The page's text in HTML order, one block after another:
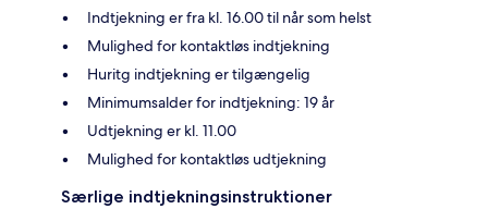
Indtjekning er fra kl. 16.00 til når som helst
Mulighed for kontaktløs indtjekning
Huritg indtjekning er tilgængelig
Minimumsalder for indtjekning: 19 år
Udtjekning er kl. 11.00
Mulighed for kontaktløs udtjekning
Særlige indtjekningsinstruktioner